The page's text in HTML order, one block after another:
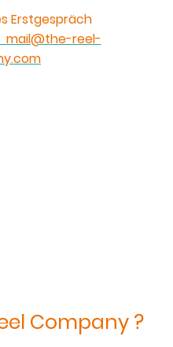
Erstgespräch
mail@the-reel-
Company ?